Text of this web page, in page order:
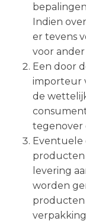
Indien
er tevens
voor
Een door
importeur
de
tegenover
Eventuele
producten
levering
worden
producten